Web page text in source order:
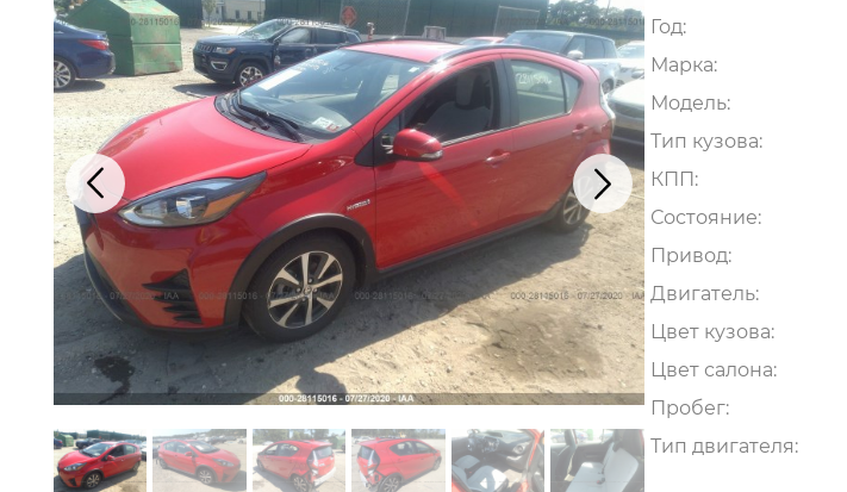
Год
Марка
Модель
Тип кузова
КПП
Состояние
Привод
Двигатель
Цвет кузова
Цвет салона
Пробег
Тип двигателя